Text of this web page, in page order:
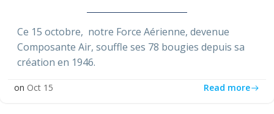
Ce 15 octobre, notre Force Aérienne, devenue
Composante Air, souffle ses 78 bougies depuis sa
création en 1946.
on Oct 15 Read more